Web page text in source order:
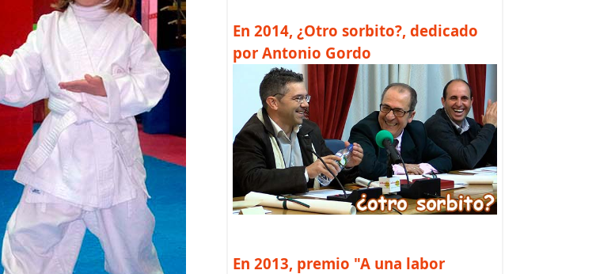
En 2014, ¿Otro sorbito?, dedicado
por Antonio Gordo
En 2013, premio "A una labor